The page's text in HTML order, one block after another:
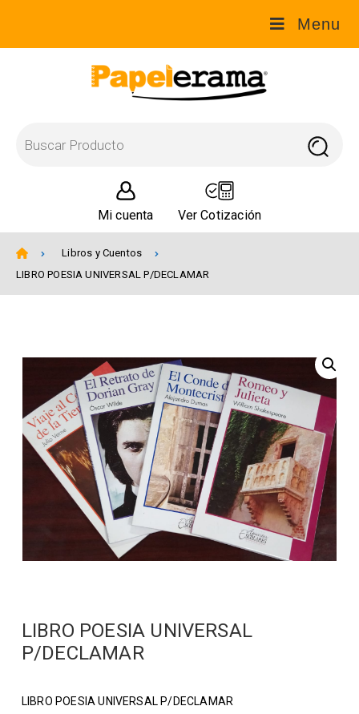
Mi cuenta Ver Cotización
Menu
Libros y Cuentos
LIBRO POESIA UNIVERSAL P/DECLAMAR
LIBRO POESIA UNIVERSAL
P/DECLAMAR
LIBRO POESIA UNIVERSAL P/DECLAMAR